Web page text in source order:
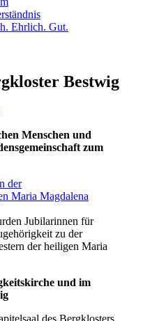
Ehrlich. Gut.
Bestwig
Menschen und
zum
Jubilarinnen für
zu der
der heiligen Maria
und im
des Bergklosters